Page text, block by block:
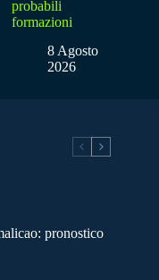
probabili
formazioni
8 Agosto
2026
pronostico